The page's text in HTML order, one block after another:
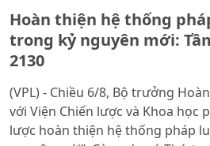
Hoàn thiện hệ thống
trong kỷ nguyên mới:
2130
(VPL) - Chiều 6/8, Bộ trưởng
với Viện Chiến lược và Khoa học
lược hoàn thiện hệ thống pháp